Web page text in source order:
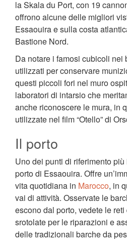
la Skala du Port, con 19
offrono alcune delle migliori
Essaouira e sulla costa
Bastione Nord.
Da notare i famosi cubicoli nei
utilizzati per conservare
questi piccoli fori nel muro
laboratori di intarsio che
anche riconoscere le mura, in
utilizzate nel film “Otello” di
Il porto
Uno dei punti di riferimento
porto di Essaouira. Offre
vita quotidiana in Marocco, in
vai di attività. Osservate le
escono dal porto, vedete le
srotolate per le riparazioni e
delle tradizionali barche da